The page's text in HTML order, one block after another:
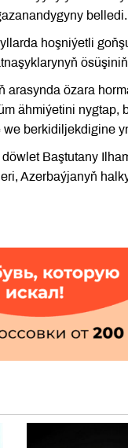
belledi.
hoşniýetli
arasynda özara
ähmiýetini
berkidiljekdigine
Baştutany
Azerbaýjanyň